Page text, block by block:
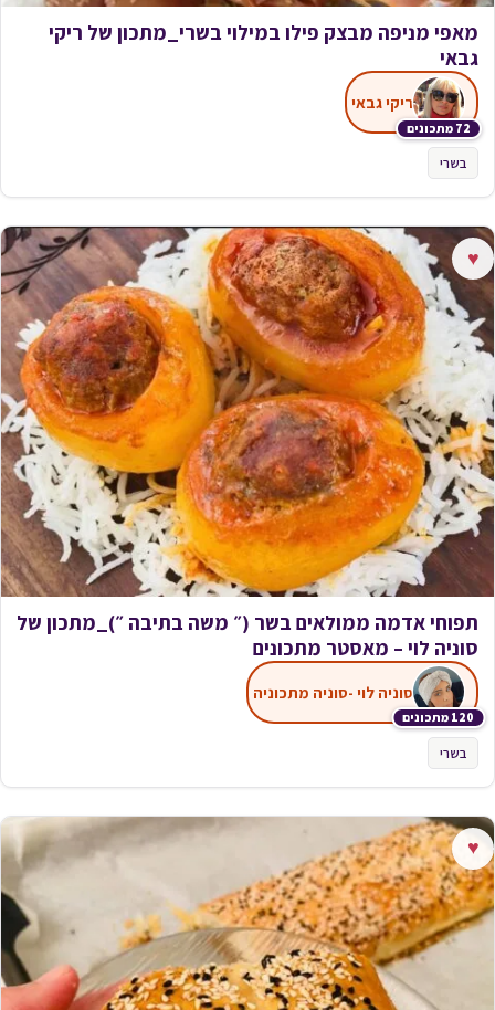
מאפי מניפה מבצק פילו במילוי בשרי_מתכון של ריקי
גבאי
72 מתכונים
ריקי גבאי
בשרי
♥
תפוחי אדמה ממולאים בשר (״ משה בתיבה ״)_מתכון של
סוניה לוי – מאסטר מתכונים
120 מתכונים
סוניה לוי -סוניה מתכוניה
בשרי
♥